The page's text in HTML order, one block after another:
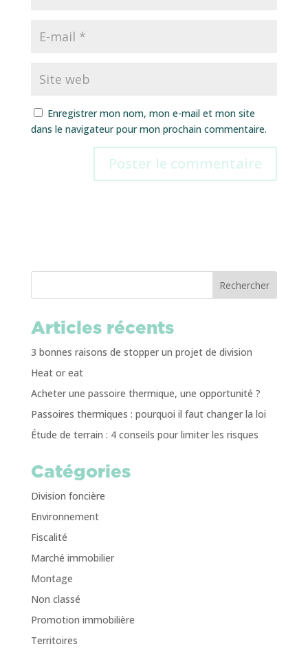
Enregistrer mon nom, mon e-mail et mon site
dans le navigateur pour mon prochain commentaire.
Rechercher
Articles récents
3 bonnes raisons de stopper un projet de division
Heat or eat
Acheter une passoire thermique, une opportunité ?
Passoires thermiques : pourquoi il faut changer la loi
Étude de terrain : 4 conseils pour limiter les risques
Catégories
Division foncière
Environnement
Fiscalité
Marché immobilier
Montage
Non classé
Promotion immobilière
Territoires